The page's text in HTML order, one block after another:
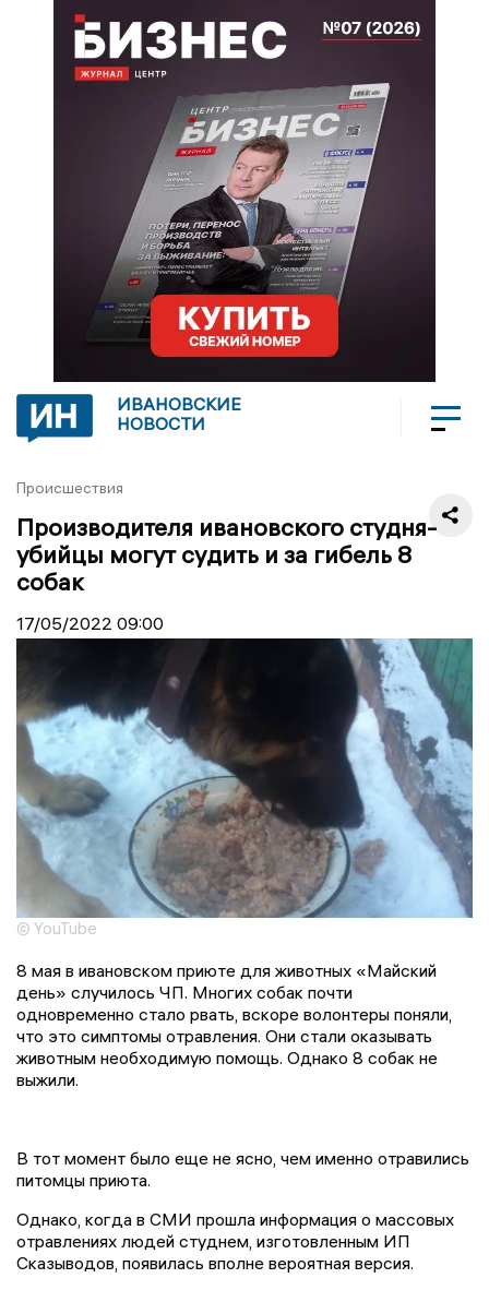
ИВАНОВСКИЕ
НОВОСТИ
Происшествия
Производителя ивановского студня-
убийцы могут судить и за гибель 8
собак
17/05/2022 09:00
© YouTube
8 мая в ивановском приюте для животных «Майский
день» случилось ЧП. Многих собак почти
одновременно стало рвать, вскоре волонтеры поняли,
что это симптомы отравления. Они стали оказывать
животным необходимую помощь. Однако 8 собак не
выжили.
В тот момент было еще не ясно, чем именно отравились
питомцы приюта.
Однако, когда в СМИ прошла информация о массовых
отравлениях людей студнем, изготовленным ИП
Сказыводов, появилась вполне вероятная версия.